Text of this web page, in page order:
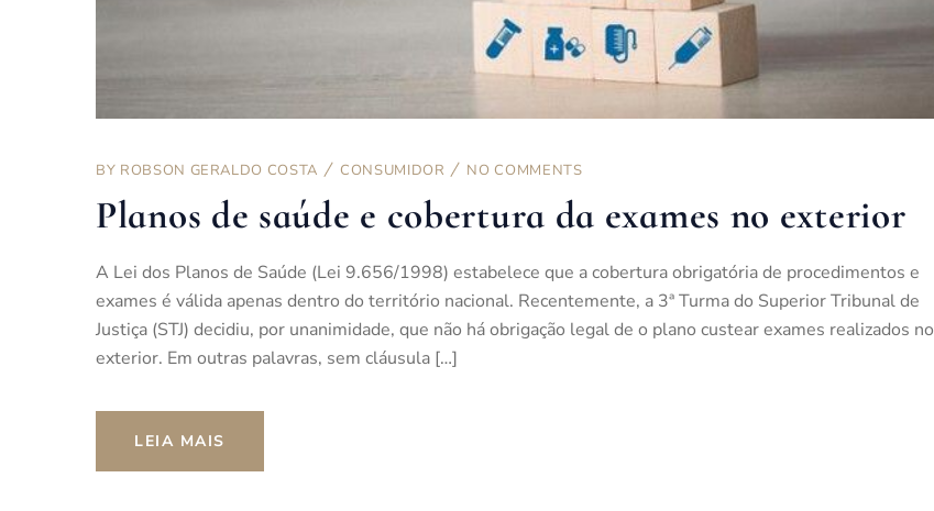
BY ROBSON GERALDO COSTA CONSUMIDOR NO COMMENTS
Planos de saúde e cobertura da exames no exterior
A Lei dos Planos de Saúde (Lei 9.656/1998) estabelece que a cobertura obrigatória de procedimentos e
exames é válida apenas dentro do território nacional. Recentemente, a 3ª Turma do Superior Tribunal de
Justiça (STJ) decidiu, por unanimidade, que não há obrigação legal de o plano custear exames realizados no
exterior. Em outras palavras, sem cláusula […]
LEIA MAIS